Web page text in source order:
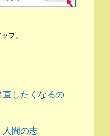
プ。
したくなるの
人間の志